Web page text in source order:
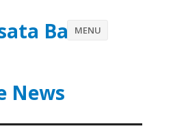
Batu
News
MENU